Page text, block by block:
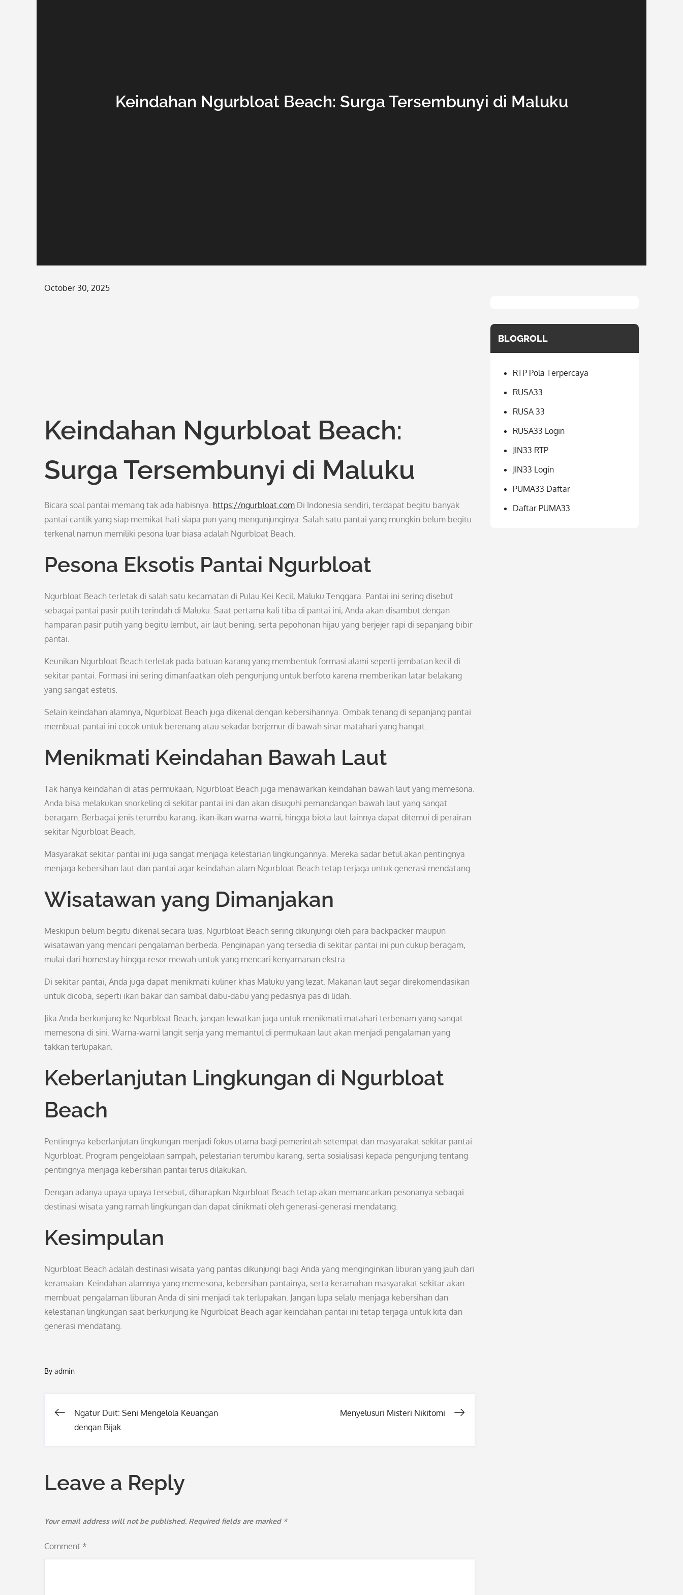
Keindahan Ngurbloat Beach: Surga Tersembunyi di Maluku
Posted
October 30, 2025
Keindahan Ngurbloat Beach:
Surga Tersembunyi di Maluku
Bicara soal pantai memang tak ada habisnya. https://ngurbloat.com Di Indonesia sendiri, terdapat begitu banyak
pantai cantik yang siap memikat hati siapa pun yang mengunjunginya. Salah satu pantai yang mungkin belum begitu
terkenal namun memiliki pesona luar biasa adalah Ngurbloat Beach.
Pesona Eksotis Pantai Ngurbloat
Ngurbloat Beach terletak di salah satu kecamatan di Pulau Kei Kecil, Maluku Tenggara. Pantai ini sering disebut
sebagai pantai pasir putih terindah di Maluku. Saat pertama kali tiba di pantai ini, Anda akan disambut dengan
hamparan pasir putih yang begitu lembut, air laut bening, serta pepohonan hijau yang berjejer rapi di sepanjang bibir
pantai.
Keunikan Ngurbloat Beach terletak pada batuan karang yang membentuk formasi alami seperti jembatan kecil di
sekitar pantai. Formasi ini sering dimanfaatkan oleh pengunjung untuk berfoto karena memberikan latar belakang
yang sangat estetis.
Selain keindahan alamnya, Ngurbloat Beach juga dikenal dengan kebersihannya. Ombak tenang di sepanjang pantai
membuat pantai ini cocok untuk berenang atau sekadar berjemur di bawah sinar matahari yang hangat.
Menikmati Keindahan Bawah Laut
Tak hanya keindahan di atas permukaan, Ngurbloat Beach juga menawarkan keindahan bawah laut yang memesona.
Anda bisa melakukan snorkeling di sekitar pantai ini dan akan disuguhi pemandangan bawah laut yang sangat
beragam. Berbagai jenis terumbu karang, ikan-ikan warna-warni, hingga biota laut lainnya dapat ditemui di perairan
sekitar Ngurbloat Beach.
Masyarakat sekitar pantai ini juga sangat menjaga kelestarian lingkungannya. Mereka sadar betul akan pentingnya
menjaga kebersihan laut dan pantai agar keindahan alam Ngurbloat Beach tetap terjaga untuk generasi mendatang.
Wisatawan yang Dimanjakan
Meskipun belum begitu dikenal secara luas, Ngurbloat Beach sering dikunjungi oleh para backpacker maupun
wisatawan yang mencari pengalaman berbeda. Penginapan yang tersedia di sekitar pantai ini pun cukup beragam,
mulai dari homestay hingga resor mewah untuk yang mencari kenyamanan ekstra.
Di sekitar pantai, Anda juga dapat menikmati kuliner khas Maluku yang lezat. Makanan laut segar direkomendasikan
untuk dicoba, seperti ikan bakar dan sambal dabu-dabu yang pedasnya pas di lidah.
Jika Anda berkunjung ke Ngurbloat Beach, jangan lewatkan juga untuk menikmati matahari terbenam yang sangat
memesona di sini. Warna-warni langit senja yang memantul di permukaan laut akan menjadi pengalaman yang
takkan terlupakan.
Keberlanjutan Lingkungan di Ngurbloat
Beach
Pentingnya keberlanjutan lingkungan menjadi fokus utama bagi pemerintah setempat dan masyarakat sekitar pantai
Ngurbloat. Program pengelolaan sampah, pelestarian terumbu karang, serta sosialisasi kepada pengunjung tentang
pentingnya menjaga kebersihan pantai terus dilakukan.
Dengan adanya upaya-upaya tersebut, diharapkan Ngurbloat Beach tetap akan memancarkan pesonanya sebagai
destinasi wisata yang ramah lingkungan dan dapat dinikmati oleh generasi-generasi mendatang.
Kesimpulan
Ngurbloat Beach adalah destinasi wisata yang pantas dikunjungi bagi Anda yang menginginkan liburan yang jauh dari
keramaian. Keindahan alamnya yang memesona, kebersihan pantainya, serta keramahan masyarakat sekitar akan
membuat pengalaman liburan Anda di sini menjadi tak terlupakan. Jangan lupa selalu menjaga kebersihan dan
kelestarian lingkungan saat berkunjung ke Ngurbloat Beach agar keindahan pantai ini tetap terjaga untuk kita dan
generasi mendatang.
By admin
Post
Ngatur Duit: Seni Mengelola Keuangan
dengan Bijak
Menyelusuri Misteri Nikitomi
Leave a Reply
Your email address will not be published. Required fields are marked *
Comment *
BLOGROLL
RTP Pola Terpercaya
RUSA33
RUSA 33
RUSA33 Login
JIN33 RTP
JIN33 Login
PUMA33 Daftar
Daftar PUMA33